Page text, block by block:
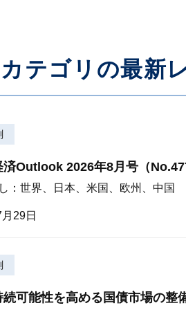
テゴリの最新
済Outlook 2026年8月号（
：世界、日本、米国、欧州、中国
29日
続可能性を高める国債市場の整